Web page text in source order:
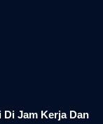
Jam Kerja Dan